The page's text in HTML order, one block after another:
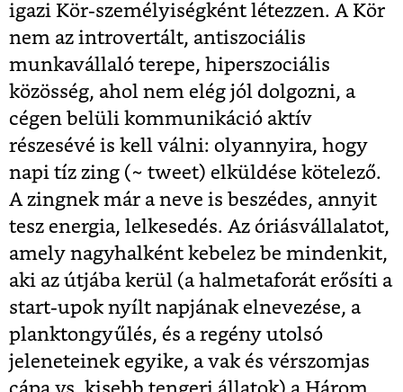
igazi Kör-személyiségként létezzen. A Kör
nem az introvertált, antiszociális
munkavállaló terepe, hiperszociális
közösség, ahol nem elég jól dolgozni, a
cégen belüli kommunikáció aktív
részesévé is kell válni: olyannyira, hogy
napi tíz zing (~ tweet) elküldése kötelező.
A zingnek már a neve is beszédes, annyit
tesz energia, lelkesedés. Az óriásvállalatot,
amely nagyhalként kebelez be mindenkit,
aki az útjába kerül (a halmetaforát erősíti a
start-upok nyílt napjának elnevezése, a
planktongyűlés, és a regény utolsó
jeleneteinek egyike, a vak és vérszomjas